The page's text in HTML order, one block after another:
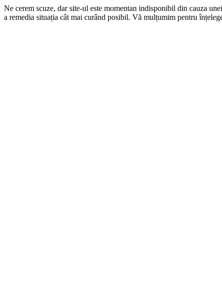
Ne cerem scuze, dar site-ul este momentan indisponibil din cauza
a remedia situația cât mai curând posibil. Vă mulțumim pentru